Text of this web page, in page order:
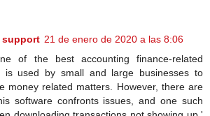
support 21 de enero de 2020 a las 8:06
of the best accounting finance-related
is used by small and large businesses to
money related matters. However, there are
software confronts issues, and one such